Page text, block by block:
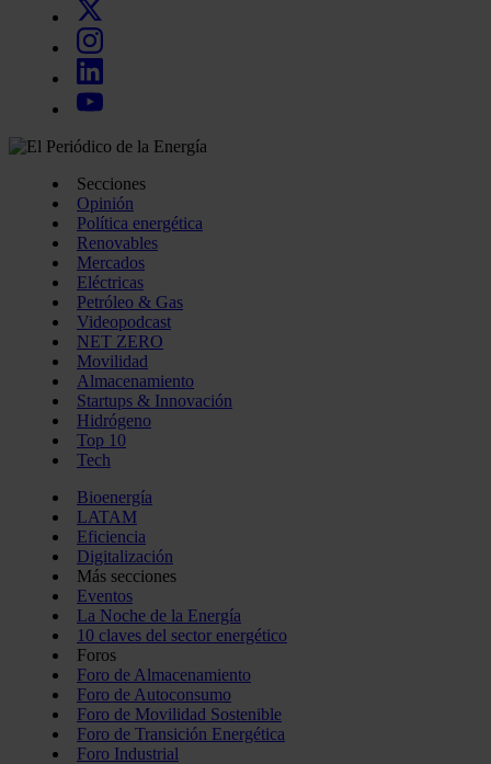
Secciones
Opinión
Política energética
Renovables
Mercados
Eléctricas
Petróleo & Gas
Videopodcast
NET ZERO
Movilidad
Almacenamiento
Startups & Innovación
Hidrógeno
Top 10
Tech
Bioenergía
LATAM
Eficiencia
Digitalización
Más secciones
Eventos
La Noche de la Energía
10 claves del sector energético
Foros
Foro de Almacenamiento
Foro de Autoconsumo
Foro de Movilidad Sostenible
Foro de Transición Energética
Foro Industrial